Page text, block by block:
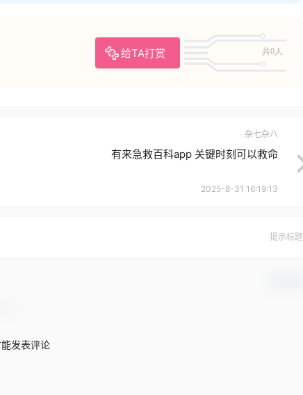
给TA打赏 共0人
杂七杂八
有来急救百科app 关键时刻可以救命
2025-8-31 16:19:13
提示标题
发表评论